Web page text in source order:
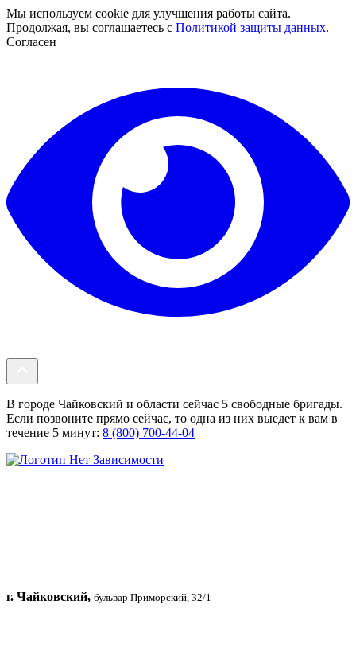
Мы используем cookie для улучшения работы сайта.
Продолжая, вы соглашаетесь с Политикой защиты данных.
Согласен
В городе Чайковский и области сейчас 5 свободные бригады.
Если позвоните прямо сейчас, то одна из них выедет к вам в
течение 5 минут: 8 (800) 700-44-04
г. Чайковский, бульвар Приморский, 32/1